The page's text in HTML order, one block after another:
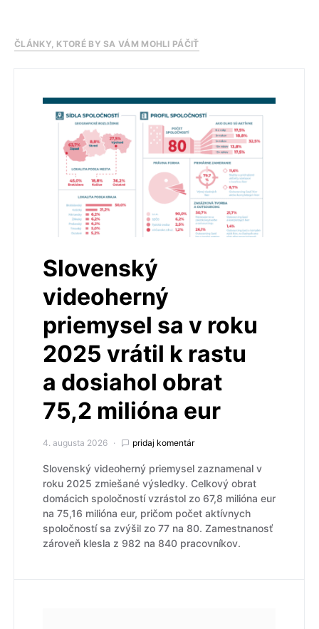
ČLÁNKY, KTORÉ BY SA VÁM MOHLI PÁČIŤ
Slovenský
videoherný
priemysel sa v roku
2025 vrátil k rastu
a dosiahol obrat
75,2 milióna eur
4. augusta 2026 pridaj komentár
Slovenský videoherný priemysel zaznamenal v
roku 2025 zmiešané výsledky. Celkový obrat
domácich spoločností vzrástol zo 67,8 milióna eur
na 75,16 milióna eur, pričom počet aktívnych
spoločností sa zvýšil zo 77 na 80. Zamestnanosť
zároveň klesla z 982 na 840 pracovníkov.